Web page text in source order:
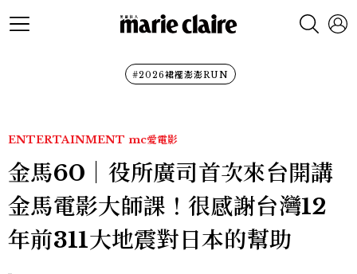
#2026裙襬澎澎RUN
ENTERTAINMENT mc愛電影
金馬60｜役所廣司首次來台開講
金馬電影大師課！很感謝台灣12
年前311大地震對日本的幫助